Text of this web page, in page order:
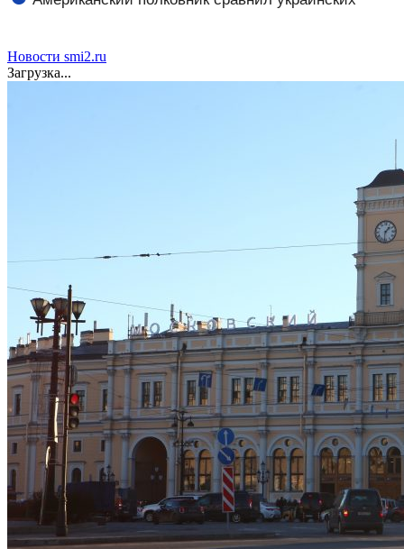
Новости smi2.ru
Загрузка...